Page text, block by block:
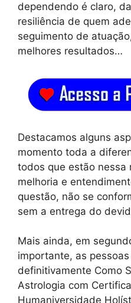
dependendo é claro,
resiliência de quem
seguimento de
melhores resultados…
Destacamos alguns
momento toda a
todos que estão nessa
melhoria e
questão, não se
sem a entrega do
Mais ainda, em
importante, as
definitivamente Como
Astrologia com
Humaniversidade